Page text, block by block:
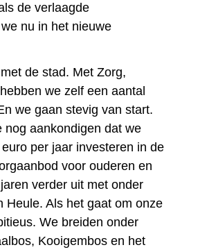
de verlaagde
nu in het nieuwe
de stad. Met Zorg,
we zelf een aantal
we gaan stevig van start.
nog aankondigen dat we
per jaar investeren in de
voor ouderen en
verder uit met onder
Heule. Als het gaat om onze
We breiden onder
Kooigembos en het